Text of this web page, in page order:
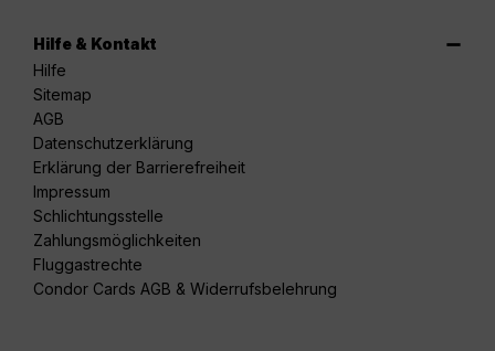
Hilfe & Kontakt
Hilfe
Sitemap
AGB
Datenschutzerklärung
Erklärung der Barrierefreiheit
Impressum
Schlichtungsstelle
Zahlungsmöglichkeiten
Fluggastrechte
Condor Cards AGB & Widerrufsbelehrung